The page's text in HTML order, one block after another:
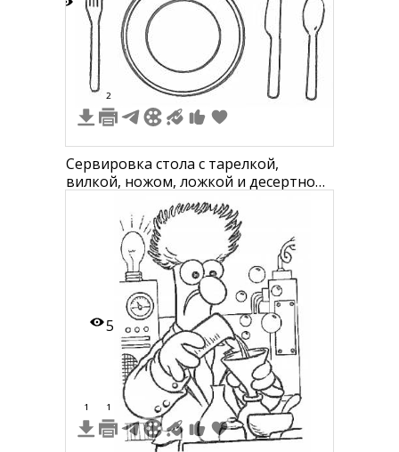
2
Сервировка стола с тарелкой,
вилкой, ножом, ложкой и десертной
5
1 1